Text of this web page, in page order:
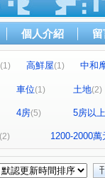
個人介紹
(1) 高鮮屋(1)
中和
十方山水
捷運新
金融天下(1) 元氣大鎮
段 民生路 (1)
(1) 碧潭路(2)
檳
新市三路一段(1)
福
車位(1) 土地(2)
4房(5) 5房以上
(2) 1200-2000萬